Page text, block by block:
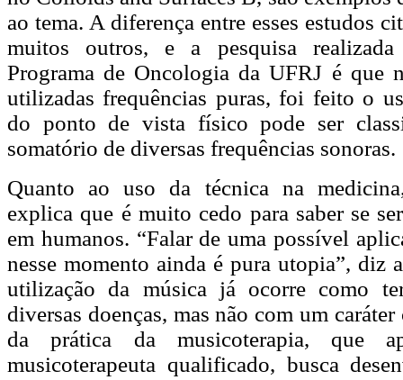
ao tema. A diferença entre esses estudos
muitos outros, e a pesquisa
Programa de Oncologia da UFRJ é que
utilizadas frequências puras, foi feito o
do ponto de vista físico pode ser
somatório de diversas frequências sonoras.
Quanto ao uso da técnica na
explica que é muito cedo para saber se
em humanos. “Falar de uma possível
nesse momento ainda é pura utopia”, diz
utilização da música já ocorre como
diversas doenças, mas não com um
da prática da musicoterapia, que
musicoterapeuta qualificado, busca